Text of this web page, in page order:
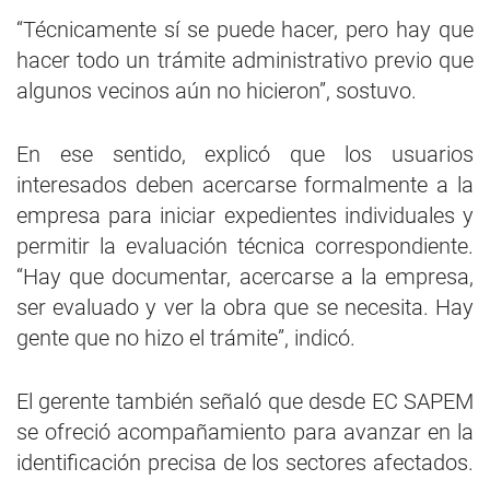
“Técnicamente sí se puede hacer, pero hay que
hacer todo un trámite administrativo previo que
algunos vecinos aún no hicieron”, sostuvo.
En ese sentido, explicó que los usuarios
interesados deben acercarse formalmente a la
empresa para iniciar expedientes individuales y
permitir la evaluación técnica correspondiente.
“Hay que documentar, acercarse a la empresa,
ser evaluado y ver la obra que se necesita. Hay
gente que no hizo el trámite”, indicó.
El gerente también señaló que desde EC SAPEM
se ofreció acompañamiento para avanzar en la
identificación precisa de los sectores afectados.